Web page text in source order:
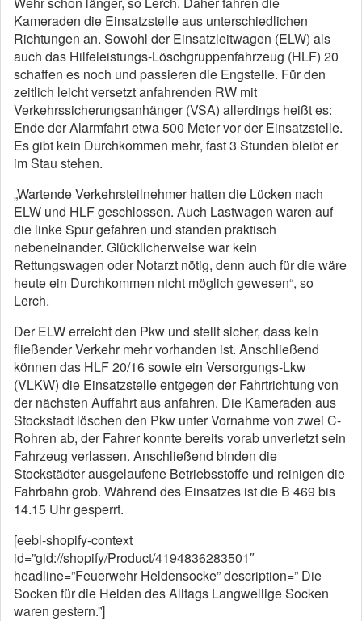
Kameraden die Einsatzstelle aus unterschiedlichen
Richtungen an. Sowohl der Einsatzleitwagen (ELW) als
auch das Hilfeleistungs-Löschgruppenfahrzeug (HLF) 20
schaffen es noch und passieren die Engstelle. Für den
zeitlich leicht versetzt anfahrenden RW mit
Verkehrssicherungsanhänger (VSA) allerdings heißt es:
Ende der Alarmfahrt etwa 500 Meter vor der Einsatzstelle.
Es gibt kein Durchkommen mehr, fast 3 Stunden bleibt er
im Stau stehen.
„Wartende Verkehrsteilnehmer hatten die Lücken nach
ELW und HLF geschlossen. Auch Lastwagen waren auf
die linke Spur gefahren und standen praktisch
nebeneinander. Glücklicherweise war kein
Rettungswagen oder Notarzt nötig, denn auch für die wäre
heute ein Durchkommen nicht möglich gewesen“, so
Lerch.
Der ELW erreicht den Pkw und stellt sicher, dass kein
fließender Verkehr mehr vorhanden ist. Anschließend
können das HLF 20/16 sowie ein Versorgungs-Lkw
(VLKW) die Einsatzstelle entgegen der Fahrtrichtung von
der nächsten Auffahrt aus anfahren. Die Kameraden aus
Stockstadt löschen den Pkw unter Vornahme von zwei C-
Rohren ab, der Fahrer konnte bereits vorab unverletzt sein
Fahrzeug verlassen. Anschließend binden die
Stockstädter ausgelaufene Betriebsstoffe und reinigen die
Fahrbahn grob. Während des Einsatzes ist die B 469 bis
14.15 Uhr gesperrt.
[eebl-shopify-context
id=”gid://shopify/Product/4194836283501″
headline=”Feuerwehr Heldensocke” description=” Die
Socken für die Helden des Alltags Langweilige Socken
waren gestern.”]